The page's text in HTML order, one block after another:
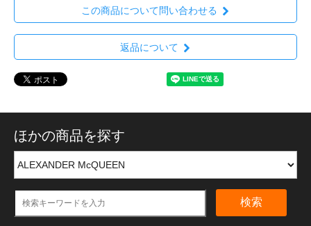
この商品について問い合わせる
返品について
ほかの商品を探す
検索